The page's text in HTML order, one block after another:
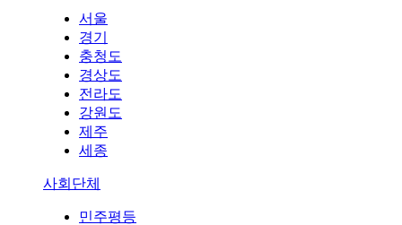
서울
경기
충청도
경상도
전라도
강원도
제주
세종
사회단체
민주평등